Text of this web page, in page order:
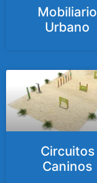
Mobiliario
Urbano
Circuitos
Caninos